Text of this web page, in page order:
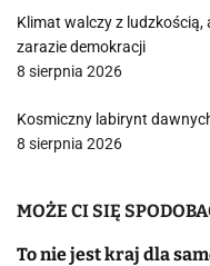
Klimat walczy z ludzkością,
zarazie demokracji
8 sierpnia 2026
Kosmiczny labirynt
8 sierpnia 2026
MOŻE CI SIĘ
To nie jest kraj dla